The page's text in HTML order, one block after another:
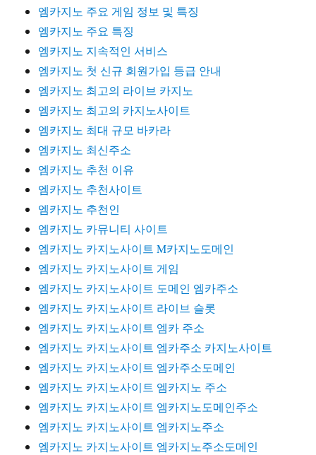
엠카지노 주요 게임 정보 및 특징
엠카지노 주요 특징
엠카지노 지속적인 서비스
엠카지노 첫 신규 회원가입 등급 안내
엠카지노 최고의 라이브 카지노
엠카지노 최고의 카지노사이트
엠카지노 최대 규모 바카라
엠카지노 최신주소
엠카지노 추천 이유
엠카지노 추천사이트
엠카지노 추천인
엠카지노 카뮤니티 사이트
엠카지노 카지노사이트 M카지노도메인
엠카지노 카지노사이트 게임
엠카지노 카지노사이트 도메인 엠카주소
엠카지노 카지노사이트 라이브 슬롯
엠카지노 카지노사이트 엠카 주소
엠카지노 카지노사이트 엠카주소 카지노사이트
엠카지노 카지노사이트 엠카주소도메인
엠카지노 카지노사이트 엠카지노 주소
엠카지노 카지노사이트 엠카지노도메인주소
엠카지노 카지노사이트 엠카지노주소
엠카지노 카지노사이트 엠카지노주소도메인